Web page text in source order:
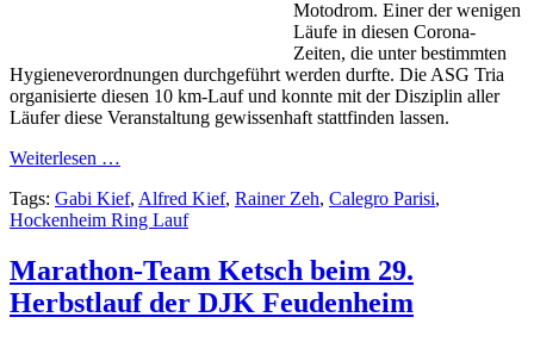
Motodrom. Einer der wenigen
Läufe in diesen Corona-
Zeiten, die unter bestimmten
Hygieneverordnungen durchgeführt werden durfte. Die ASG Tria
organisierte diesen 10 km-Lauf und konnte mit der Disziplin aller
Läufer diese Veranstaltung gewissenhaft stattfinden lassen.
Weiterlesen …
Tags: Gabi Kief, Alfred Kief, Rainer Zeh, Calegro Parisi,
Hockenheim Ring Lauf
Marathon-Team Ketsch beim 29.
Herbstlauf der DJK Feudenheim